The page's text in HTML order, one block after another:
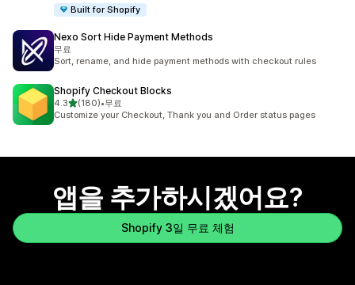
Built for Shopify
Nexo Sort Hide Payment Methods
무료
Sort, rename, and hide payment methods with checkout rules
Shopify Checkout Blocks
4.3별 5개 중
(180)
총 리뷰 180개
•무료
Customize your Checkout, Thank you and Order status pages
앱을 추가하시겠어요?
Shopify 3일 무료 체험